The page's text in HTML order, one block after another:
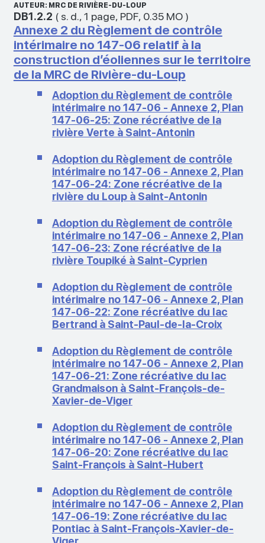
AUTEUR: MRC DE RIVIÈRE-DU-LOUP
DB1.2.2 ( s. d., 1 page, PDF, 0.35 MO)
Annexe 2 du Règlement de contrôle
intérimaire no 147-06 relatif à la
construction d’éoliennes sur le territoire
de la MRC de Rivière-du-Loup
Adoption du Règlement de contrôle
intérimaire no 147-06 - Annexe 2, Plan
147-06-25: Zone récréative de la
rivière Verte à Saint-Antonin
Adoption du Règlement de contrôle
intérimaire no 147-06 - Annexe 2, Plan
147-06-24: Zone récréative de la
rivière du Loup à Saint-Antonin
Adoption du Règlement de contrôle
intérimaire no 147-06 - Annexe 2, Plan
147-06-23: Zone récréative de la
rivière Toupiké à Saint-Cyprien
Adoption du Règlement de contrôle
intérimaire no 147-06 - Annexe 2, Plan
147-06-22: Zone récréative du lac
Bertrand à Saint-Paul-de-la-Croix
Adoption du Règlement de contrôle
intérimaire no 147-06 - Annexe 2, Plan
147-06-21: Zone récréative du lac
Grandmaison à Saint-François-de-
Xavier-de-Viger
Adoption du Règlement de contrôle
intérimaire no 147-06 - Annexe 2, Plan
147-06-20: Zone récréative du lac
Saint-François à Saint-Hubert
Adoption du Règlement de contrôle
intérimaire no 147-06 - Annexe 2, Plan
147-06-19: Zone récréative du lac
Pontiac à Saint-François-Xavier-de-